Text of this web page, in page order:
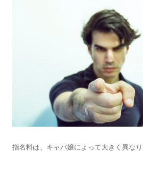
指名料は、キャバ嬢によって大きく異なり